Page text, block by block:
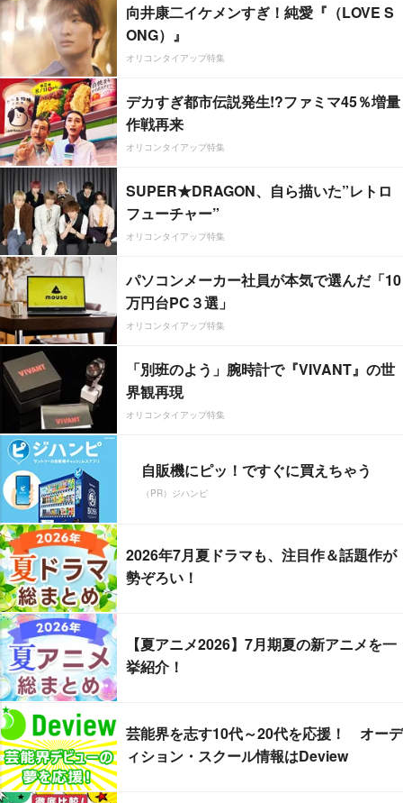
向井康二イケメンすぎ！純愛『（LOVE S
ONG）』
オリコンタイアップ特集
デカすぎ都市伝説発生!?ファミマ45％増量
作戦再来
オリコンタイアップ特集
SUPER★DRAGON、自ら描いた”レトロ
フューチャー”
オリコンタイアップ特集
パソコンメーカー社員が本気で選んだ「10
万円台PC３選」
オリコンタイアップ特集
「別班のよう」腕時計で『VIVANT』の世
界観再現
オリコンタイアップ特集
自販機にピッ！ですぐに買えちゃう
（PR）ジハンピ
2026年7月夏ドラマも、注目作＆話題作が
勢ぞろい！
【夏アニメ2026】7月期夏の新アニメを一
挙紹介！
芸能界を志す10代～20代を応援！ オーデ
ィション・スクール情報はDeview